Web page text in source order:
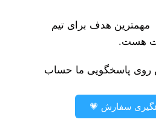
مهمترین هدف برای تیم
هست.
روی پاسخگویی ما حساب
سفارش 💗